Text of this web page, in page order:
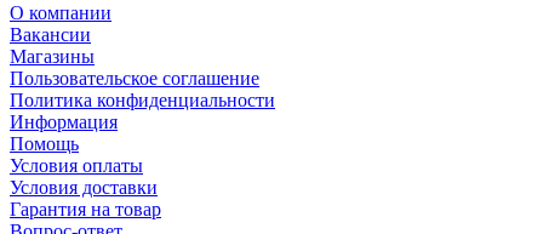
О компании
Вакансии
Магазины
Пользовательское соглашение
Политика конфиденциальности
Информация
Помощь
Условия оплаты
Условия доставки
Гарантия на товар